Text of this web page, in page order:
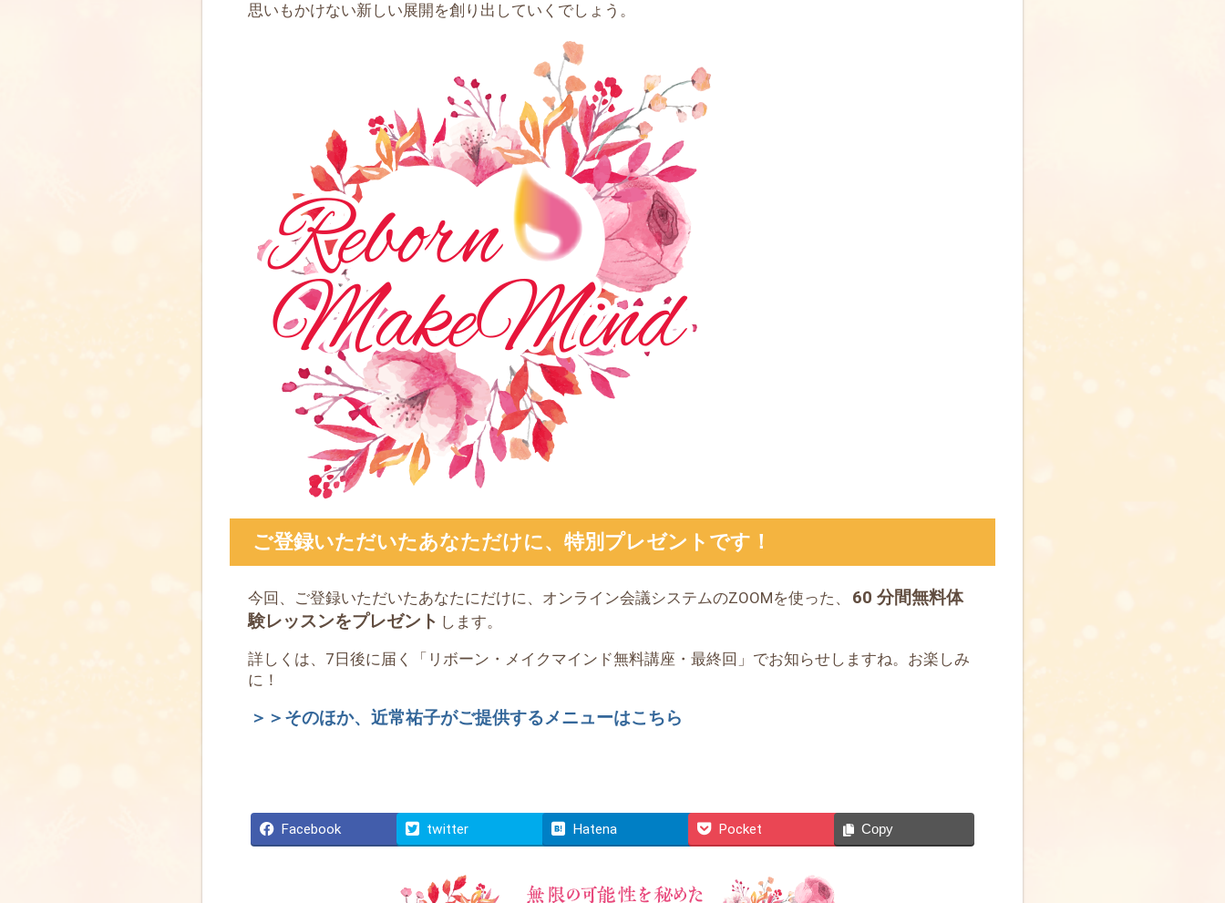
思いもかけない新しい展開を創り出していくでしょう。
ご登録いただいたあなただけに、特別プレゼントです！
今回、ご登録いただいたあなたにだけに、オンライン会議システムのZOOMを使った、
60 分間無料体
験レッスンをプレゼント します。
詳しくは、7日後に届く「リボーン・メイクマインド無料講座・最終回」でお知らせしますね。お楽しみ
に！
＞＞そのほか、近常祐子がご提供するメニューはこちら
Facebook twitter Hatena Pocket Copy